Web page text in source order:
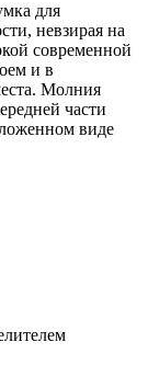
для
невзирая на
современной
и в
Молния
части
виде